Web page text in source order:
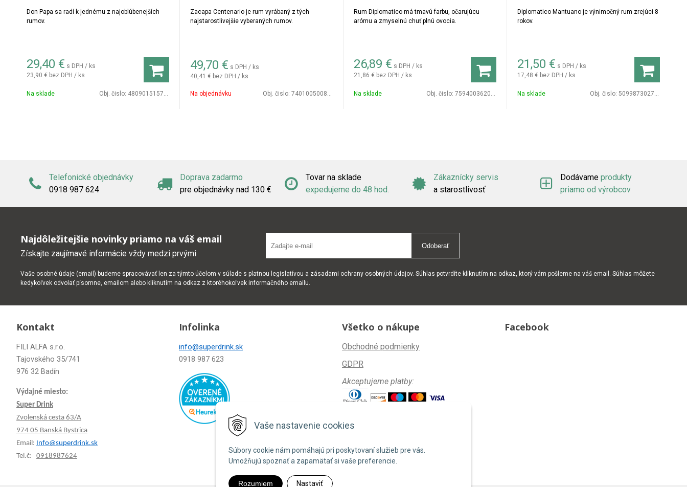
Vaše nastavenie cookies
Súbory cookie nám pomáhajú pri poskytovaní služieb pre vás.
Umožňujú spoznať a zapamätať si vaše preferencie.
Rozumiem Nastaviť
Don Papa sa radí k jednému z najoblúbenejších
rumov.
29,40 € s DPH / ks
23,90 € bez DPH / ks
Na sklade Obj. čislo: 4809015157756
Zacapa Centenario je rum vyrábaný z tých
najstarostlivejšie vyberaných rumov.
49,70 € s DPH / ks
40,41 € bez DPH / ks
Na objednávku Obj. čislo:7401005008603
Rum Diplomatico má tmavú farbu, očarujúcu
arómu a zmyselnú chuť plnú ovocia.
26,89 € s DPH / ks
21,86 € bez DPH / ks
Na sklade Obj. čislo:7594003620059
Diplomatico Mantuano je výnimočný rum zrejúci 8
rokov.
21,50 € s DPH / ks
17,48 € bez DPH / ks
Na sklade Obj. čislo:5099873027189
Telefonické objednávky
0918 987 624
Doprava zadarmo
pre objednávky nad 130 €
Tovar na sklade
expedujeme do 48 hod.
Zákaznícky servis
a starostlivosť
Dodávame produkty
priamo od výrobcov
Najdôležitejšie novinky priamo na váš email
Získajte zaujímavé informácie vždy medzi prvými
Odoberať
Vaše osobné údaje (email) budeme spracovávať len za týmto účelom v súlade s platnou legislatívou a zásadami ochrany osobných údajov. Súhlas potvrdíte kliknutím na odkaz, ktorý vám pošleme na váš email. Súhlas môžete
kedykoľvek odvolať písomne, emailom alebo kliknutím na odkaz z ktoréhokoľvek informačného emailu.
Kontakt
FILI ALFA s.r.o.
Tajovského 35/741
976 32 Badín
Výdajné miesto:
Super Drink
Zvolenská cesta 63/A
974 05 Banská Bystrica
Email: Info@superdrink.sk
Tel.č: 0918987624
Infolinka
info@superdrink.sk
0918 987 623
Všetko o nákupe
Obchodné podmienky
GDPR
Akceptujeme platby:
Facebook